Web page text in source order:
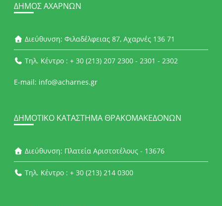
ΔΉΜΟΣ ΑΧΑΡΝΏΝ
Διεύθυνση: Φιλαδέλφειας 87, Αχαρνές 136 71
Τηλ. Κέντρο : + 30 (213) 207 2300 - 2301 - 2302
E-mail: info@acharnes.gr
ΔΗΜΟΤΙΚΌ ΚΑΤΆΣΤΗΜΑ ΘΡΑΚΟΜΑΚΕΔΌΝΩΝ
Διεύθυνση: Πλατεία Αριστοτέλους - 13676
Τηλ. Κέντρο : + 30 (213) 214 0300